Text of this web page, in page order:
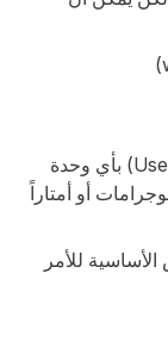
الكمية التي أدخلها المستخدم (User Quantity) بأي وحدة
أو أمتاراً
للأمر